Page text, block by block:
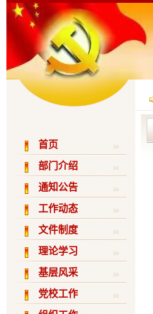
首页
部门介绍
通知公告
工作动态
文件制度
理论学习
基层风采
党校工作